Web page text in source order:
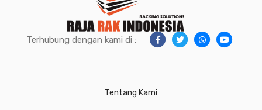
Terhubung dengan kami di :
Tentang Kami